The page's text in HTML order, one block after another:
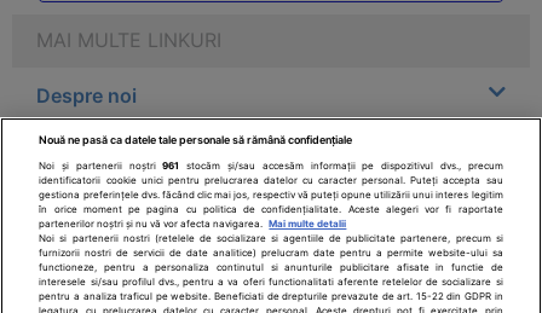
MAI MULTE LINKURI
Despre noi
Legal
Drepturile consumatorului
Parteneri
Nouă ne pasă ca datele tale personale să rămână confidențiale
Noi și partenerii noștri961
stocăm și/sau accesăm informații pe dispozitivul dvs., precum
identificatorii cookie unici pentru prelucrarea datelor cu caracter personal. Puteți accepta sau
gestiona preferințele dvs. făcând clic mai jos, respectiv vă puteți opune utilizării unui interes legitim
în orice moment pe pagina cu politica de confidențialitate. Aceste alegeri vor fi raportate
partenerilor noștri și nu vă vor afecta navigarea.
Mai multe detalii
Noi si partenerii nostri (retelele de socializare si agentiile de publicitate partenere, precum si
furnizorii nostri de servicii de date analitice) prelucram date pentru a permite website-ului sa
functioneze, pentru a personaliza continutul si anunturile publicitare afisate in functie de
interesele si/sau profilul dvs., pentru a va oferi functionalitati aferente retelelor de socializare si
pentru a analiza traficul pe website. Beneficiati de drepturile prevazute de art. 15-22 din GDPR in
legatura cu prelucrarea datelor cu caracter personal. Aceste drepturi pot fi exercitate prin